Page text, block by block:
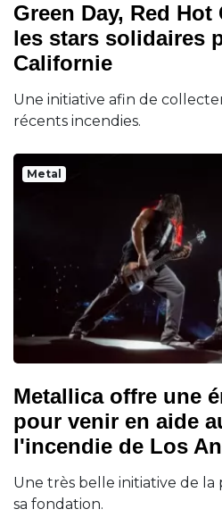
Green Day, Red
les stars solidaires
Californie
Une initiative afin de
récents incendies.
Metal
Metallica offre une
pour venir en aide
l'incendie de Los
Une très belle initiative de
sa fondation.